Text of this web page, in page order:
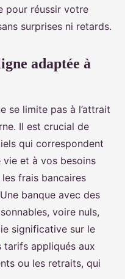
pour réussir votre
surprises ni retards.
adaptée à
se limite pas à l’attrait
Il est crucial de
qui correspondent
et à vos besoins
frais bancaires
banque avec des
voire nuls,
significative sur le
tarifs appliqués aux
ou les retraits, qui